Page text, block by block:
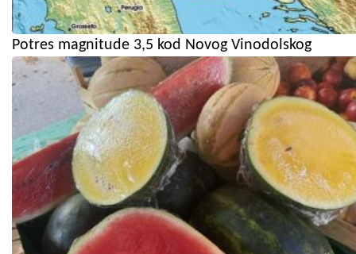
Potres magnitude 3,5 kod Novog Vinodolskog